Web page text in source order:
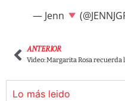
— Jenn
ANTERIOR
Lo más leido